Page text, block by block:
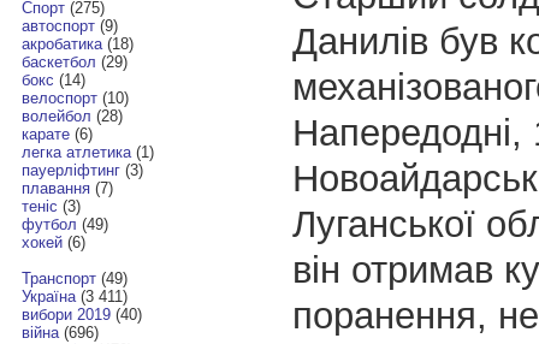
Спорт(275)
автоспорт(9)
акробатика(18)
баскетбол (29)
бокс (14)
велоспорт(10)
волейбол (28)
карате(6)
легка атлетика(1)
пауерліфтинг(3)
плавання(7)
теніс (3)
футбол (49)
хокей(6)
Транспорт(49)
Україна(3 411)
вибори 2019(40)
війна(696)
Данилів був
Напередодні,
Луганської
він отримав
поранення,